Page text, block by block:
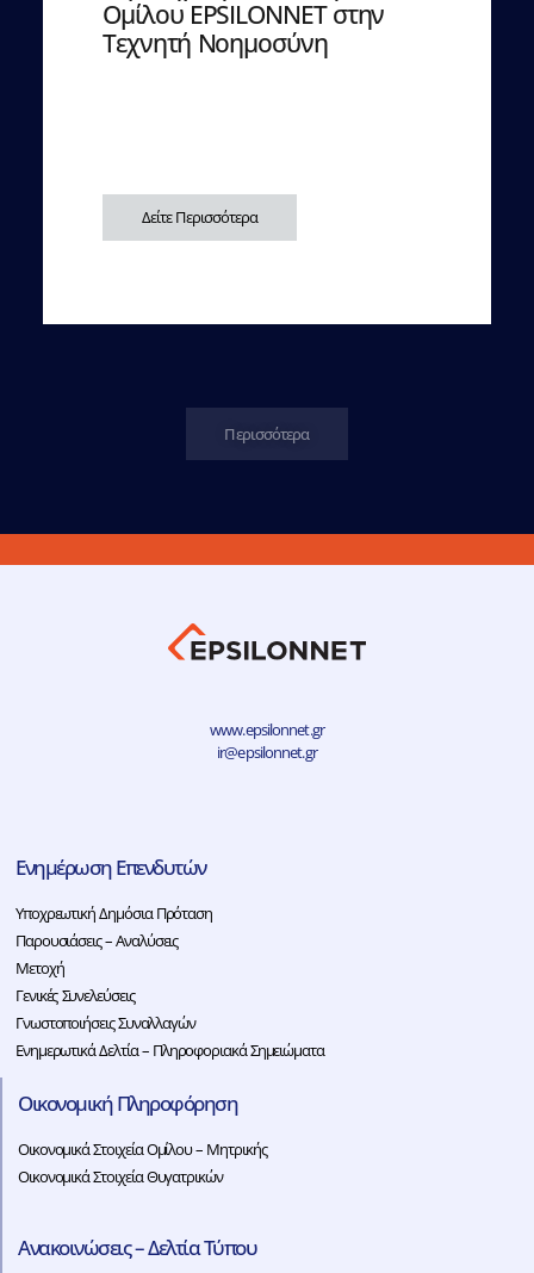
Ομίλου EPSILONNET στην
Τεχνητή Νοημοσύνη
Δείτε Περισσότερα
Περισσότερα
www.epsilonnet.gr
ir@epsilonnet.gr
Ενημέρωση Επενδυτών
Υποχρεωτική Δημόσια Πρόταση
Παρουσιάσεις – Αναλύσεις
Μετοχή
Γενικές Συνελεύσεις
Γνωστοποιήσεις Συναλλαγών
Ενημερωτικά Δελτία – Πληροφοριακά Σημειώματα
Οικονομική Πληροφόρηση
Οικονομικά Στοιχεία Ομίλου – Μητρικής
Οικονομικά Στοιχεία Θυγατρικών
Ανακοινώσεις – Δελτία Τύπου